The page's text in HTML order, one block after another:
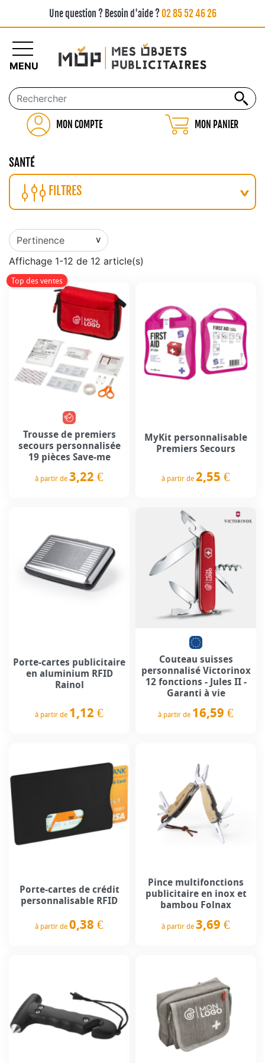
Une question ? Besoin d'aide ?02 85 52 46 26
MON COMPTE MON PANIER
MENU
SANTÉ
FILTRES
Affichage 1-12 de 12 article(s)
Top des ventes
Trousse de premiers
secours personnalisée
19 pièces Save-me
à partir de 3,22 €
MyKit personnalisable
Premiers Secours
à partir de 2,55 €
Porte-cartes publicitaire
en aluminium RFID
Rainol
à partir de 1,12 €
Couteau suisses
personnalisé Victorinox
12 fonctions - Jules II -
Garanti à vie
à partir de 16,59 €
Porte-cartes de crédit
personnalisable RFID
à partir de 0,38 €
Pince multifonctions
publicitaire en inox et
bambou Folnax
à partir de 3,69 €